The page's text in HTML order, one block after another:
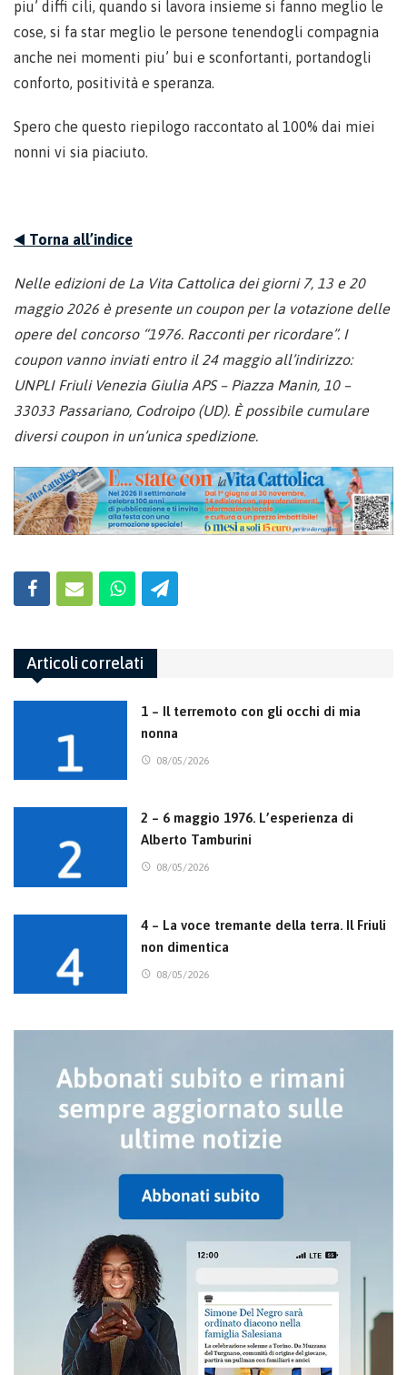
piu’ diffi cili, quando si lavora insieme si fanno meglio le
cose, si fa star meglio le persone tenendogli compagnia
anche nei momenti piu’ bui e sconfortanti, portandogli
conforto, positività e speranza.
Spero che questo riepilogo raccontato al 100% dai miei
nonni vi sia piaciuto.
◀️ Torna all’indice
Nelle edizioni de La Vita Cattolica dei giorni 7, 13 e 20
maggio 2026 è presente un coupon per la votazione delle
opere del concorso “1976. Racconti per ricordare”. I
coupon vanno inviati entro il 24 maggio all’indirizzo:
UNPLI Friuli Venezia Giulia APS – Piazza Manin, 10 –
33033 Passariano, Codroipo (UD). È possibile cumulare
diversi coupon in un’unica spedizione.
Articoli correlati
1 – Il terremoto con gli occhi di mia
nonna
08/05/2026
2 – 6 maggio 1976. L’esperienza di
Alberto Tamburini
08/05/2026
4 – La voce tremante della terra. Il Friuli
non dimentica
08/05/2026